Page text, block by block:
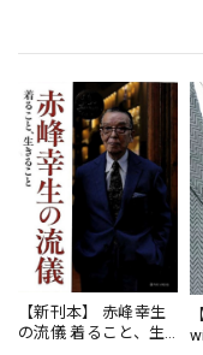
【新刊本】 赤峰幸生
の流儀 着ること、生